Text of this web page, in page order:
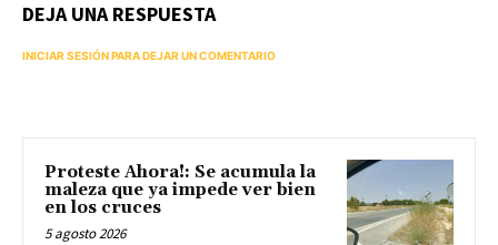
DEJA UNA RESPUESTA
INICIAR SESIÓN PARA DEJAR UN COMENTARIO
Proteste Ahora!: Se acumula la
maleza que ya impede ver bien
en los cruces
5 agosto 2026